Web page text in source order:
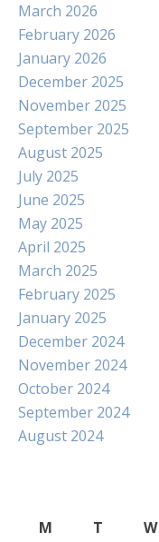
March 2026
February 2026
January 2026
December 2025
November 2025
September 2025
August 2025
July 2025
June 2025
May 2025
April 2025
March 2025
February 2025
January 2025
December 2024
November 2024
October 2024
September 2024
August 2024
M
T W